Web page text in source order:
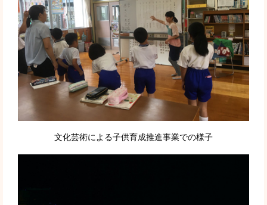
文化芸術による子供育成推進事業での様子